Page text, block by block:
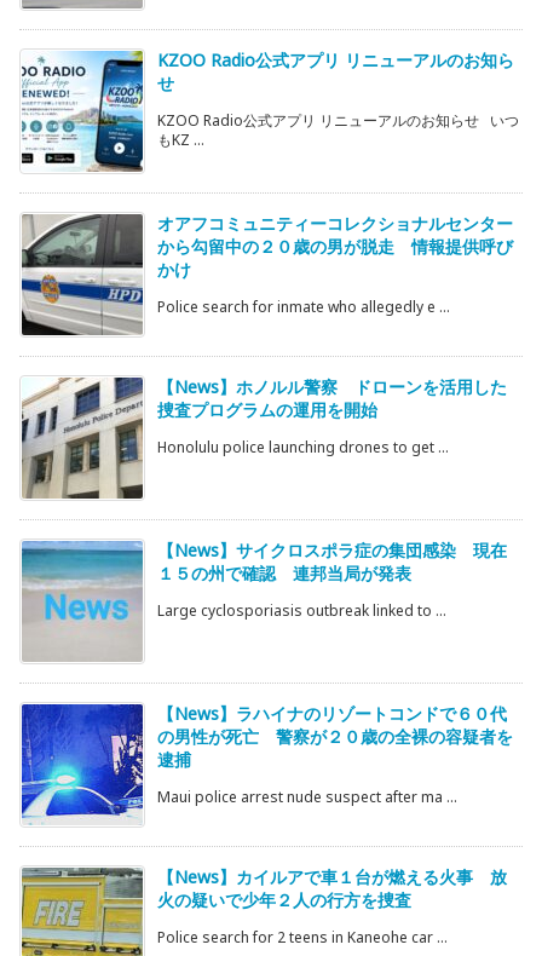
KZOO Radio公式アプリ リニューアルのお知ら
せ
KZOO Radio公式アプリ リニューアルのお知らせ いつ
もKZ ...
オアフコミュニティーコレクショナルセンター
から勾留中の２０歳の男が脱走 情報提供呼び
かけ
Police search for inmate who allegedly e ...
【News】ホノルル警察 ドローンを活用した
捜査プログラムの運用を開始
Honolulu police launching drones to get ...
【News】サイクロスポラ症の集団感染 現在
１５の州で確認 連邦当局が発表
Large cyclosporiasis outbreak linked to ...
【News】ラハイナのリゾートコンドで６０代
の男性が死亡 警察が２０歳の全裸の容疑者を
逮捕
Maui police arrest nude suspect after ma ...
【News】カイルアで車１台が燃える火事 放
火の疑いで少年２人の行方を捜査
Police search for 2 teens in Kaneohe car ...